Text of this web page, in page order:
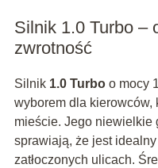
Silnik 1.0 Turbo –
zwrotność
Silnik 1.0 Turboo mocy
wyborem dla kierowców,
mieście. Jego niewielkie
sprawiają, że jest
zatłoczonych ulicach.